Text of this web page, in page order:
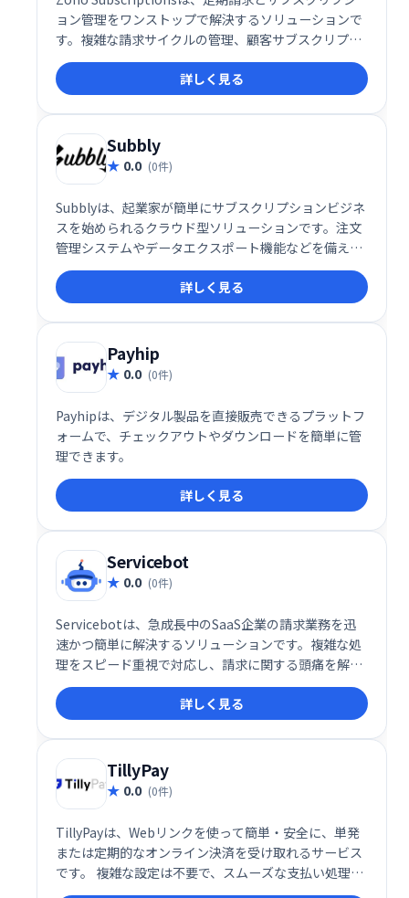
ョン管理をワンストップで解決するソリューションで
す。複雑な請求サイクルの管理、顧客サブスクリプシ
ョンの監視、請求・支払いの自動化、分析までを網
羅。失敗した支払いの再試行管理にも対応し、ビジネ
ス成長をサポートします。LogiNextなど多くの企業に
選ばれています。
詳しく見る
Subbly
0.0 (0件)
Subblyは、起業家が簡単にサブスクリプションビジネ
スを始められるクラウド型ソリューションです。注文
管理システムやデータエクスポート機能などを備え、
スムーズなビジネス運営をサポートします。複雑な設
定は不要で、直感的な操作でサブスクリプションビジ
ネスを構築できます。
詳しく見る
Payhip
0.0 (0件)
Payhipは、デジタル製品を直接販売できるプラットフ
ォームで、チェックアウトやダウンロードを簡単に管
理できます。
詳しく見る
Servicebot
0.0 (0件)
Servicebotは、急成長中のSaaS企業の請求業務を迅
速かつ簡単に解決するソリューションです。複雑な処
理をスピード重視で対応し、請求に関する頭痛を解消
します。
詳しく見る
TillyPay
0.0 (0件)
TillyPayは、Webリンクを使って簡単・安全に、単発
または定期的なオンライン決済を受け取れるサービス
です。 複雑な設定は不要で、スムーズな支払い処理を
実現します。 顧客は手軽に支払いを完了でき、ビジネ